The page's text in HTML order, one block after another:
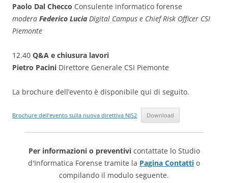
Paolo Dal Checco Consulente informatico forense
modera Federico Lucia Digital Campus e Chief Risk Officer CSI
Piemonte
12.40 Q&A e chiusura lavori
Pietro Pacini Direttore Generale CSI Piemonte
La brochure dell’evento è disponibile qui di seguito.
Brochure dell’evento sulla nuova direttiva NIS2 Download
Per informazioni o preventivicontattate lo Studio
d'Informatica Forense tramite la Pagina Contatti o
compilando il modulo seguente.